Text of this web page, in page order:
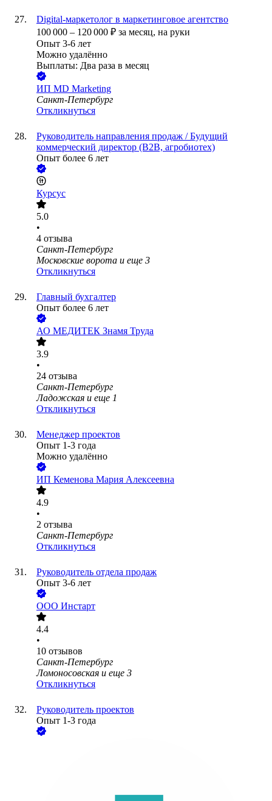
Digital-маркетолог в маркетинговое агентство
100 000 – 120 000 ₽ за месяц, на руки
Опыт 3-6 лет
Можно удалённо
Выплаты: Два раза в месяц
ИП MD Marketing
Санкт-Петербург
Откликнуться
Руководитель направления продаж / Будущий
коммерческий директор (B2B, агробиотех)
Опыт более 6 лет
Курсус
5.0
•
4 отзыва
Санкт-Петербург
Московские ворота и еще 3
Откликнуться
Главный бухгалтер
Опыт более 6 лет
АО МЕДИТЕК Знамя Труда
3.9
•
24 отзыва
Санкт-Петербург
Ладожская и еще 1
Откликнуться
Менеджер проектов
Опыт 1-3 года
Можно удалённо
ИП Кеменова Мария Алексеевна
4.9
•
2 отзыва
Санкт-Петербург
Откликнуться
Руководитель отдела продаж
Опыт 3-6 лет
ООО Инстарт
4.4
•
10 отзывов
Санкт-Петербург
Ломоносовская и еще 3
Откликнуться
Руководитель проектов
Опыт 1-3 года